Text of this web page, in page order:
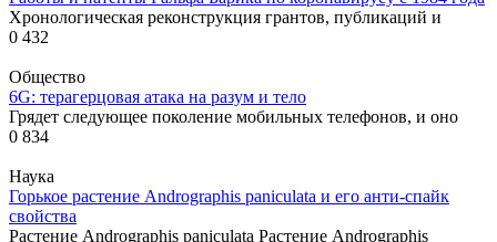
Хронологическая реконструкция грантов, публикаций и
0 432
Общество
6G: терагерцовая атака на разум и тело
Грядет следующее поколение мобильных телефонов, и оно
0 834
Наука
Горькое растение Andrographis paniculata и его анти-спайк
свойства
Растение Andrographis paniculata Растение Andrographis